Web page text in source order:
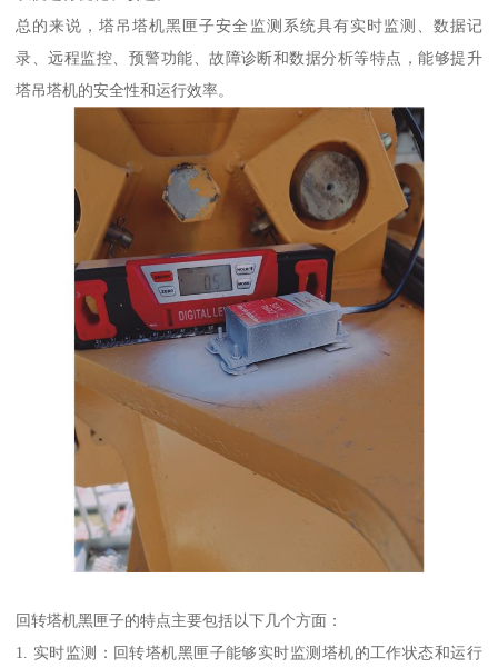
总的来说，塔吊塔机黑匣子安全监测系统具有实时监测、数据记
录、远程监控、预警功能、故障诊断和数据分析等特点，能够提升
塔吊塔机的安全性和运行效率。
回转塔机黑匣子的特点主要包括以下几个方面：
1. 实时监测：回转塔机黑匣子能够实时监测塔机的工作状态和运行